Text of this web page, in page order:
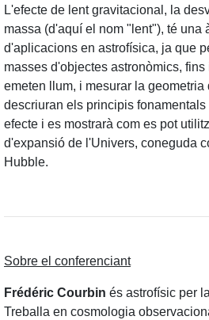
L'efecte de lent gravitacional, la
massa (d'aquí el nom "lent"), té una
d'aplicacions en astrofísica, ja que
masses d'objectes astronòmics,
emeten llum, i mesurar la geometria
descriuran els principis
efecte i es mostrarà com es pot
d'expansió de l'Univers, coneguda
Hubble.
Sobre el conferenciant
Frédéric Courbin és astrofísic per
Treballa en cosmologia